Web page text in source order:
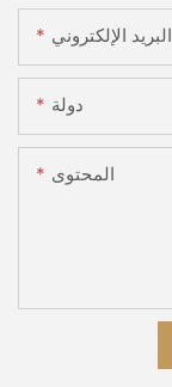
البريد الإلكتروني
دولة
المحتوى